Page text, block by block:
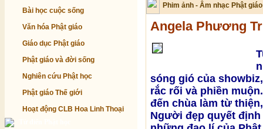
Bài học cuộc sống
Văn hóa Phật giáo
Giáo dục Phật giáo
Phật giáo và đời sống
Nghiên cứu Phật học
Phật giáo Thế giới
Hoạt động CLB Hoa Linh Thoại
Phim ảnh - Âm nhạc Phật giáo
Angela Phương
sóng gió của
rắc rối và phiền
đến chùa làm từ
Người đẹp quyết